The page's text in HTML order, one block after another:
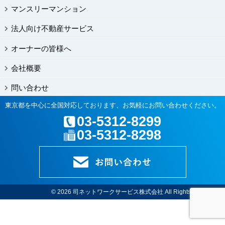
マンスリーマンション
法人向け不動産サービス
オーナーの皆様へ
会社概要
問い合わせ
東京都を中心に全国対応しております、お気軽にお問い合わせください。
03-5312-8299
03-5312-8298
© 2026司ネットワークサービス株式会社 All Rights Reserved.